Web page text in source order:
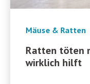
Mäuse & Ratten
Ratten töten
wirklich hilft